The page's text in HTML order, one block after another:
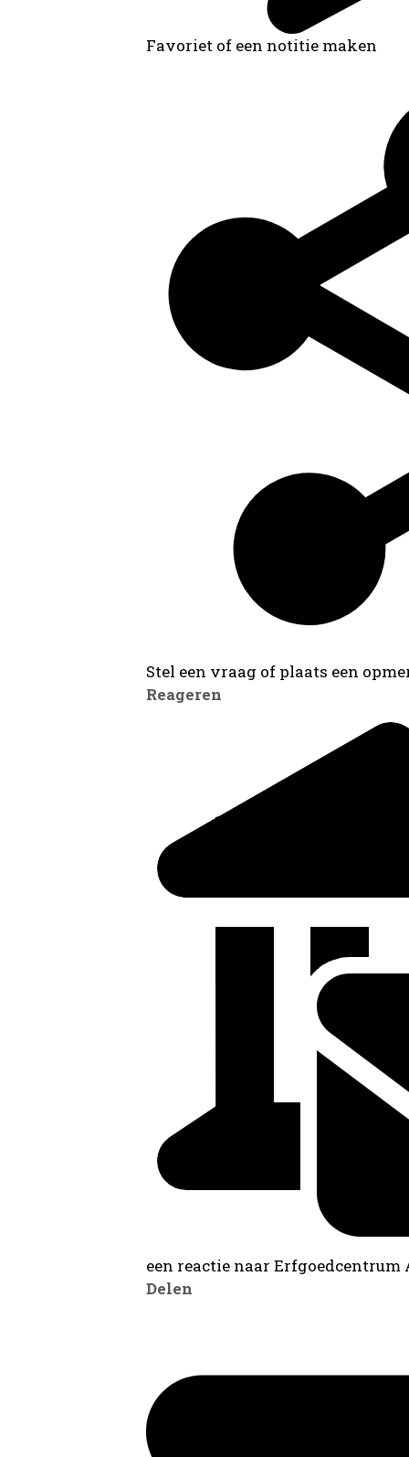
Favoriet of een notitie maken
Stel een vraag of plaats een
Reageren
een reactie naar
Delen